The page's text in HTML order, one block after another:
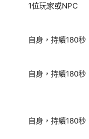
1位玩家或NPC
自身，持續180秒
自身，持續180秒
自身，持續180秒